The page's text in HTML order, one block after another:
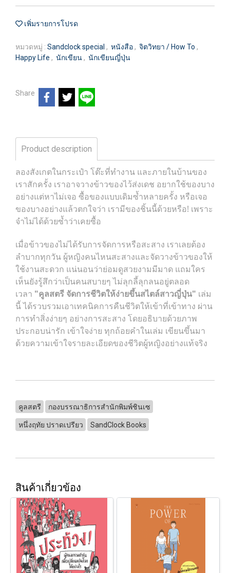
เพิ่มรายการโปรด
หมวดหมู่ : Sandclock special , หนังสือ , จิตวิทยา / How To ,
Happy Life , นักเขียน , นักเขียนญี่ปุ่น
Share
Product description
ลองสังเกตในกระเป๋า โต๊ะที่ทำงาน และภายในบ้านของ
เราสักครั้ง เราอาจวางข้าวของไว้ส่งเดช อยากใช้ของบาง
อย่างแต่หาไม่เจอ ซื้อของแบบเดิมซ้ำหลายครั้ง หรือเจอ
ของบางอย่างแล้วตกใจว่า เรามีของชิ้นนี้ด้วยหรือ! เพราะ
จำไม่ได้ด้วยซ้ำว่าเคยซื้อ
เมื่อข้าวของไม่ได้รับการจัดการหรือสะสาง เราเลยต้อง
ลำบากทุกวัน ผู้หญิงคนไหนสะสางและจัดวางข้าวของให้
ใช้งานสะดวก แน่นอนว่าย่อมดูสวยงามมีมาด แถมใคร
เห็นยังรู้สึกว่าเป็นคนสบายๆ ไม่ลุกลี้ลุกลนอยู่ตลอด
เวลา "คูลสตรี จัดการชีวิตให้ง่ายขึ้นสไตล์สาวญี่ปุ่น" เล่ม
นี้ ได้รวบรวมเอาเทคนิคการคืนชีวิตให้เข้าที่เข้าทาง ผ่าน
การทำสิ่งง่ายๆ อย่างการสะสาง โดยอธิบายด้วยภาพ
ประกอบน่ารัก เข้าใจง่าย ทุกถ้อยคำในเล่ม เขียนขึ้นมา
ด้วยความเข้าใจรายละเอียดของชีวิตผู้หญิงอย่างแท้จริง
คูลสตรี กองบรรณาธิการสำนักพิมพ์ชินเซ
หนึ่งฤทัย ปราดเปรียว SandClock Books
สินค้าเกี่ยวข้อง